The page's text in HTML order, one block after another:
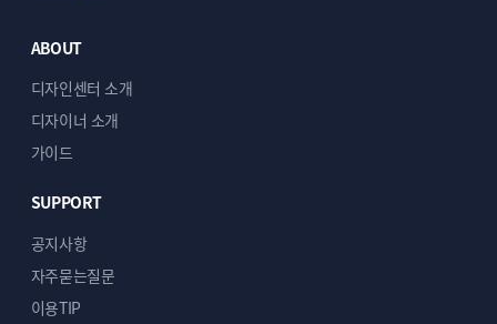
이미지가 더욱 돋보이며, 한눈에 쉽게 확인할 수
있습니다. 보기 쉬운 배열과 깔끔한 구성으로 더욱
편안하게 이용할 수 있습니다.
기본 수정사항
ABOUT
디자인센터 소개
디자이너 소개
가이드
SUPPORT
공지사항
자주묻는질문
이용TIP